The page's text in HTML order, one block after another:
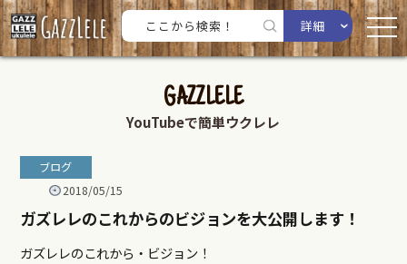
詳細
GAZZLELE
YouTubeで簡単ウクレレ
ブログ
2018/05/15
ガズレレのこれからのビジョンを大公開します！
ガズレレのこれから・ビジョン！